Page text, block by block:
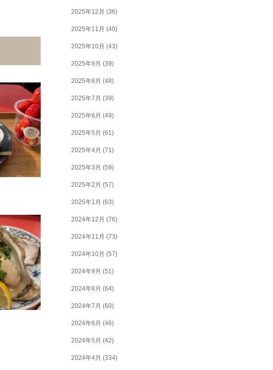
2025年12月 (36)
2025年11月 (40)
2025年10月 (43)
2025年9月 (39)
2025年8月 (48)
2025年7月 (39)
2025年6月 (49)
2025年5月 (61)
2025年4月 (71)
2025年3月 (59)
2025年2月 (57)
2025年1月 (63)
2024年12月 (76)
2024年11月 (73)
2024年10月 (57)
2024年9月 (51)
2024年8月 (64)
2024年7月 (60)
2024年6月 (46)
2024年5月 (42)
2024年4月 (334)